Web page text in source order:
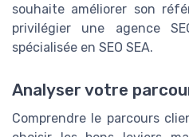
souhaite améliorer son
privilégier une agence
spécialisée en SEO SEA.
Analyser votre
Comprendre le parcours